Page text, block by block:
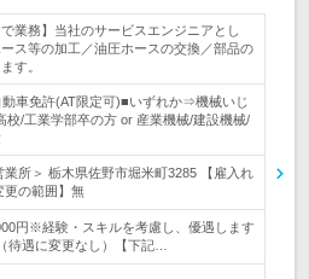
で業務】当社のサービスエンジニアとし
ス等の加工／油圧ホースの交換／部品の
す。
動車免許(AT限定可)■いずれか⇒機械いじ
校/工業学部卒の方 or 産業機械/建設機械/
業所＞ 栃木県佐野市堀米町3285 【雇入れ
更の範囲】無
円※経験・スキルを考慮し、優遇します
待遇に変更なし）【下記…